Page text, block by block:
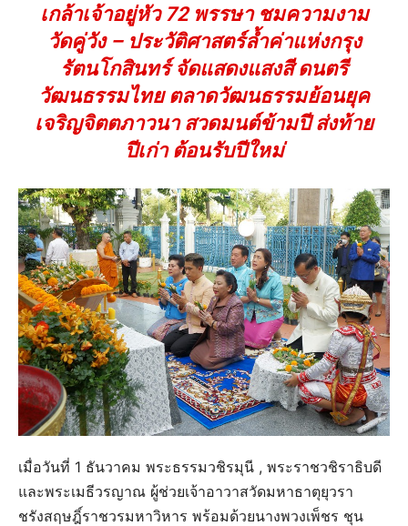
เกล้าเจ้าอยู่หัว 72 พรรษา ชมความงาม
วัดคู่วัง – ประวัติศาสตร์ล้ำค่าแห่งกรุง
รัตนโกสินทร์ จัดแสดงแสงสี ดนตรี
วัฒนธรรมไทย ตลาดวัฒนธรรมย้อนยุค
เจริญจิตตภาวนา สวดมนต์ข้ามปี ส่งท้าย
ปีเก่า ต้อนรับปีใหม่
เมื่อวันที่ 1 ธันวาคม พระธรรมวชิรมุนี , พระราชวชิราธิบดี
และพระเมธีวรญาณ ผู้ช่วยเจ้าอาวาสวัดมหาธาตุยุวรา
ชรังสฤษฎิ์ราชวรมหาวิหาร พร้อมด้วยนางพวงเพ็ชร ชุน